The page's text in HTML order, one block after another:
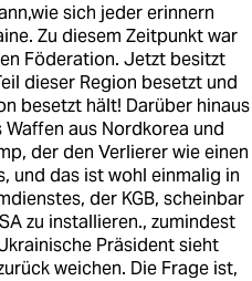
sich jeder erinnern
Zu diesem Zeitpunkt war
Föderation. Jetzt besitzt
dieser Region besetzt und
besetzt hält! Darüber hinaus
aus Nordkorea und
der den Verlierer wie einen
und das ist wohl einmalig in
der KGB, scheinbar
zu installieren., zumindest
Präsident sieht
weichen. Die Frage ist,